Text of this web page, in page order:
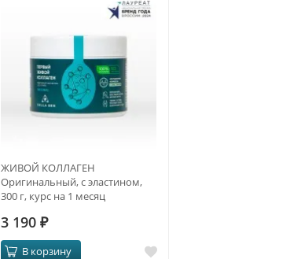
ЖИВОЙ КОЛЛАГЕН
Оригинальный, с эластином,
300 г, курс на 1 месяц
3 190 ₽
В корзину